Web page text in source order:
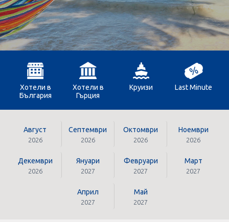
LAST MINUTE оферти
Оферти За Нова Година
Септемврийски Празници
Автобусни Екскурзии
Документи
Стандартен Формуляр
Хотели в
България
Хотели в
Гърция
Круизи Last Minute
Август
2026
Септември
2026
Октомври
2026
Ноември
2026
Декември
2026
Януари
2027
Февруари
2027
Март
2027
Април
2027
Май
2027